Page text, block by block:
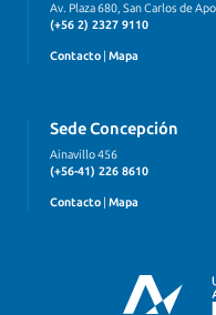
Av. Plaza 680, San Carlos de
(+56 2) 2327 9110
Contacto Mapa
Sede Concepción
Ainavillo 456
(+56-41) 226 8610
Contacto | Mapa